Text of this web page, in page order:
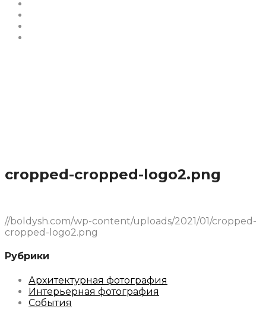
cropped-cropped-logo2.png
//boldysh.com/wp-content/uploads/2021/01/cropped-
cropped-logo2.png
Рубрики
Архитектурная фотография
Интерьерная фотография
События